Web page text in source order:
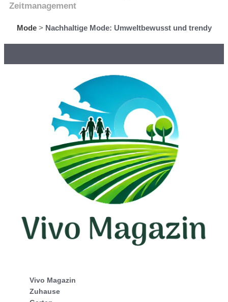
Zeitmanagement
Mode> Nachhaltige Mode: Umweltbewusst und trendy
Vivo Magazin
Zuhause